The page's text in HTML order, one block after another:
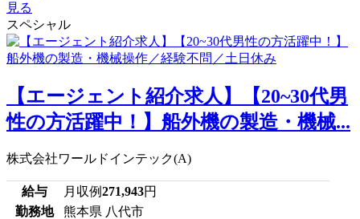
見る
スペシャル
【エージェント紹介求人】【20~30代男
性の方活躍中！】船外機の製造・機械...
株式会社ワールドインテック(A)
給与 月収例271,943円
勤務地
熊本県 八代市